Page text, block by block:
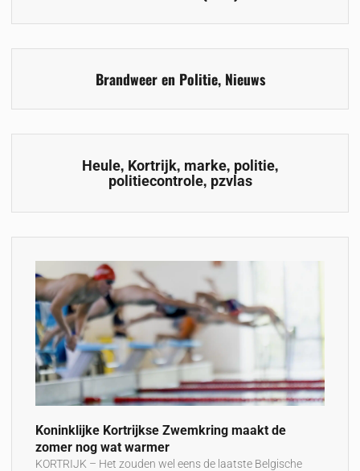
Brandweer en Politie, Nieuws
Heule, Kortrijk, marke, politie,
politiecontrole, pzvlas
Koninklijke Kortrijkse Zwemkring maakt de
zomer nog wat warmer
KORTRIJK – Het zouden wel eens de laatste Belgische